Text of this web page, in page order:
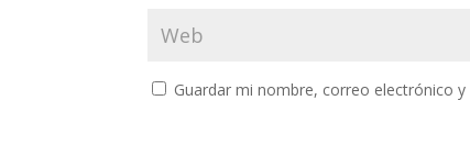
Guardar mi nombre, correo electrónico